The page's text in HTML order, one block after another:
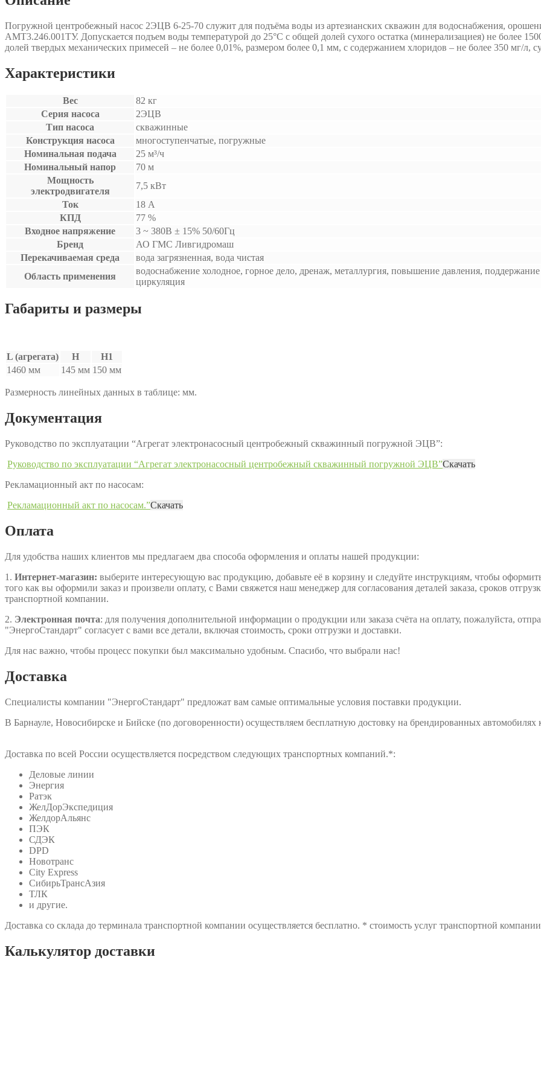
Погружной центробежный насос 2ЭЦВ 6-25-70 служит для подъёма воды из артезианских скважин для водоснабжения,
АМТ3.246.001ТУ. Допускается подъем воды температурой до 25°С с общей долей сухого остатка (минерализациея) не более
долей твердых механических примесей – не более 0,01%, размером более 0,1 мм, с содержанием хлоридов – не более 350 мг/л,
Характеристики
Вес
82 кг
Серия насоса
2ЭЦВ
Тип насоса
скважинные
Конструкция насоса
многоступенчатые, погружные
Номинальная подача
25 м³/ч
Номинальный напор
70 м
Мощность
электродвигателя
7,5 кВт
Ток
18 А
КПД
77 %
Входное напряжение
3 ~ 380B ± 15% 50/60Гц
Бренд
АО ГМС Ливгидромаш
Перекачиваемая среда
вода загрязненная, вода чистая
Область применения
водоснабжение холодное, горное дело, дренаж, металлургия, повышение давления,
циркуляция
Габариты и размеры
L (агрегата) H
H1
1460 мм
145 мм 150 мм
Размерность линейных данных в таблице: мм.
Документация
Руководство по эксплуатации “Агрегат электронасосный центробежный скважинный погружной ЭЦВ”:
Руководство по эксплуатации “Агрегат электронасосный центробежный скважинный погружной ЭЦВ”Скачать
Рекламационный акт по насосам:
Рекламационный акт по насосам.”Скачать
Оплата
Для удобства наших клиентов мы предлагаем два способа оформления и оплаты нашей продукции:
1. Интернет-магазин: выберите интересующую вас продукцию, добавьте её в корзину и следуйте инструкциям, чтобы
того как вы оформили заказ и произвели оплату, с Вами свяжется наш менеджер для согласования деталей заказа, сроков
транспортной компании.
2. Электронная почта: для получения дополнительной информации о продукции или заказа счёта на оплату, пожалуйста,
"ЭнергоСтандарт" согласует с вами все детали, включая стоимость, сроки отгрузки и доставки.
Для нас важно, чтобы процесс покупки был максимально удобным. Спасибо, что выбрали нас!
Доставка
Специалисты компании "ЭнергоСтандарт" предложат вам самые оптимальные условия поставки продукции.
В Барнауле, Новосибирске и Бийске (по договоренности) осуществляем бесплатную достовку на брендированных автомобилях
Доставка по всей России осуществляется посредством следующих транспортных компаний.*:
Деловые линии
Энергия
Ратэк
ЖелДорЭкспедиция
ЖелдорАльянс
ПЭК
СДЭК
DPD
Новотранс
City Express
СибирьТрансАзия
ТЛК
и другие.
Доставка со склада до терминала транспортной компании осуществляется бесплатно. * стоимость услуг транспортной компании
Калькулятор доставки